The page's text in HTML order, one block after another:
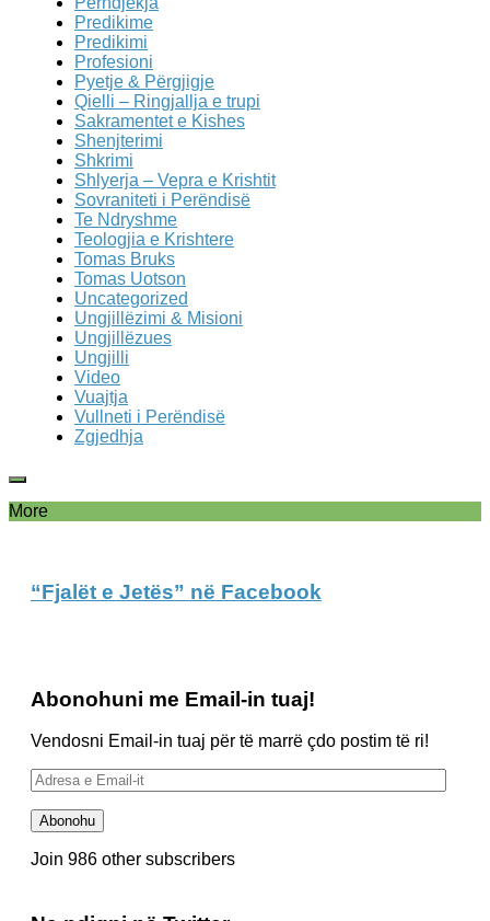
Predikime
Predikimi
Profesioni
Pyetje & Përgjigje
Qielli – Ringjallja e trupi
Sakramentet e Kishes
Shenjterimi
Shkrimi
Shlyerja – Vepra e Krishtit
Sovraniteti i Perëndisë
Te Ndryshme
Teologjia e Krishtere
Tomas Bruks
Tomas Uotson
Uncategorized
Ungjillëzimi & Misioni
Ungjillëzues
Ungjilli
Video
Vuajtja
Vullneti i Perëndisë
Zgjedhja
More
“Fjalët e Jetës” në Facebook
Abonohuni me Email-in tuaj!
Vendosni Email-in tuaj për të marrë çdo postim të ri!
Adresa
e
Email-
it
Abonohu
Join 986 other subscribers